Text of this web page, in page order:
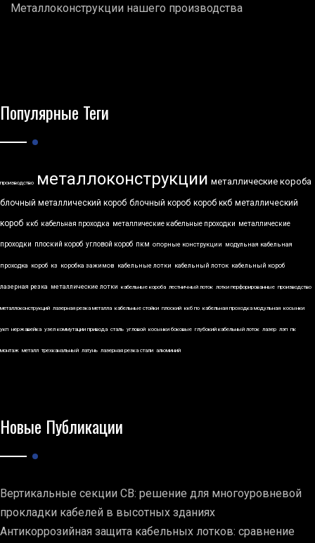
Металлоконструкции нашего производства
Популярные Теги
производство металлоконструкции металлические короба
блочный металлический короб блочный короб короб ккб металлический
короб ккб кабельная проходка металлические кабельные проходки металлические
проходки плоский короб угловой короб пкм опорные конструкции модульная кабельная
проходка короб кз коробка зажимов кабельные лотки кабельный лоток кабельный короб
лазерная резка металлические лотки кабельные короба лестничный лоток лотки перфорированные производство
металлоконструкций лазерная резка металла кабельные стойки плоский ккб по кабельная проходка модульная косынки
укп нержавейка узел коммутации привода сталь угловой косынки боковые глубокий кабельный лоток лазер лэп пк
монтаж металл трехканальный латунь лазерная резка стали алюминий
Новые Публикации
Вертикальные секции СВ: решение для многоуровневой
прокладки кабелей в высотных зданиях
Антикоррозийная защита кабельных лотков: сравнение